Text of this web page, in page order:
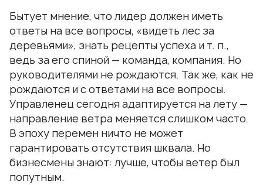
Бытует мнение, что лидер должен иметь
ответы на все вопросы, «видеть лес за
деревьями», знать рецепты успеха и т. п.,
ведь за его спиной — команда, компания. Но
руководителями не рождаются. Так же, как не
рождаются и с ответами на все вопросы.
Управленец сегодня адаптируется на лету —
направление ветра меняется слишком часто.
В эпоху перемен ничто не может
гарантировать отсутствия шквала. Но
бизнесмены знают: лучше, чтобы ветер был
попутным.